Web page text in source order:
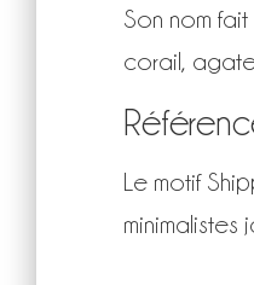
Son nom
corail,
Le motif
minimalistes